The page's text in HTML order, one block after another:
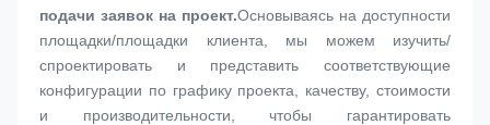
подачи заявок на проект.Основываясь на доступности
площадки/площадки клиента, мы можем изучить/
спроектировать и представить соответствующие
конфигурации по графику проекта, качеству, стоимости
и производительности, чтобы гарантировать